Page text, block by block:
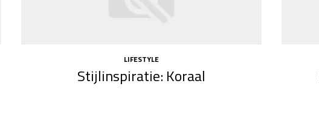
LIFESTYLE
Stijlinspiratie: Koraal